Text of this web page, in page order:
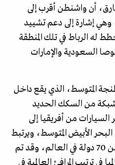
أن واشنطن أقرب إلى
وهي إشارة إلى دعم تشييد
له الرباط في تلك المنطقة
السعودية والإمارات
المتوسط، الذي يقع داخل
من السكك الحديد
السيارات من أفريقيا إلى
البحر الأبيض المتوسط، ويرتبط
بأكثر من 180 ميناء في أكثر من 70 دولة في العالم، وقد تم
في ترتيب المرافئ العالمية في